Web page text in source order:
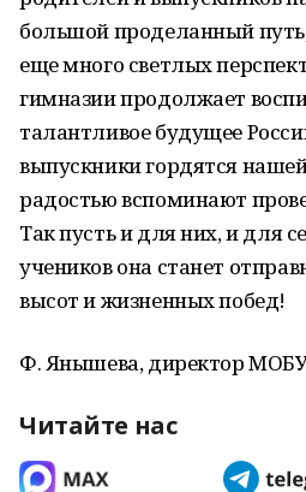
большой проделанный
еще много светлых
гимназии продолжает
талантливое будущее
выпускники гордятся
радостью вспоминают
Так пусть и для них, и для
учеников она станет
высот и жизненных побед!
Ф. Янышева, директор
Читайте нас